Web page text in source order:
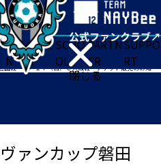
閉じる
FA
N
ACADE
MY
SCHO
OL
PARTN
ER
SUPPO
RT
戦・４／１７（日）Ｃ大阪戦 チケット販売のお知らせ
ァンカップ磐田